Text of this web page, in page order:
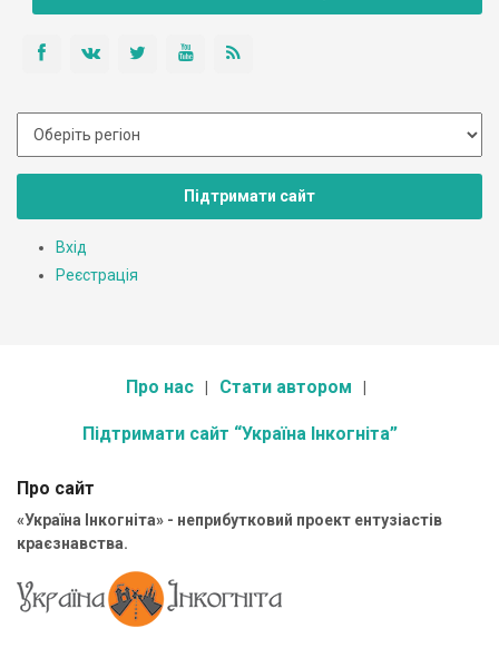
Підтримати сайт
Вхід
Реєстрація
Про нас Стати автором
Підтримати сайт “Україна Інкогніта”
Про сайт
«Україна Інкогніта» - неприбутковий проект ентузіастів
краєзнавства.